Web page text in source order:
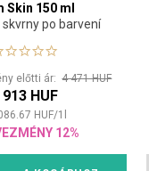
Skin 150 ml
skvrny po barvení
előtti ár:4 471 HUF
913 HUF
HUF/1
12%